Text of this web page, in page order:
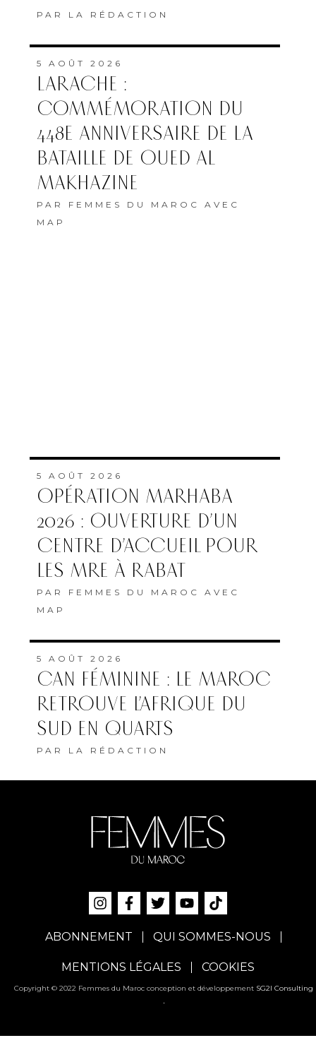
PAR LA RÉDACTION
5 AOÛT 2026
LARACHE :
COMMÉMORATION DU
448E ANNIVERSAIRE DE LA
BATAILLE DE OUED AL
MAKHAZINE
PAR FEMMES DU MAROC AVEC
MAP
5 AOÛT 2026
OPÉRATION MARHABA
2026 : OUVERTURE D’UN
CENTRE D’ACCUEIL POUR
LES MRE À RABAT
PAR FEMMES DU MAROC AVEC
MAP
5 AOÛT 2026
CAN FÉMININE : LE MAROC
RETROUVE L’AFRIQUE DU
SUD EN QUARTS
PAR LA RÉDACTION
ABONNEMENT QUI SOMMES-NOUS
MENTIONS LÉGALES COOKIES
Copyright © 2022 Femmes du Maroc conception et développement SG2I Consulting